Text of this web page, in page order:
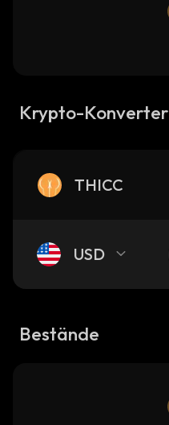
Krypto-Konverter
THICC
USD
Bestände